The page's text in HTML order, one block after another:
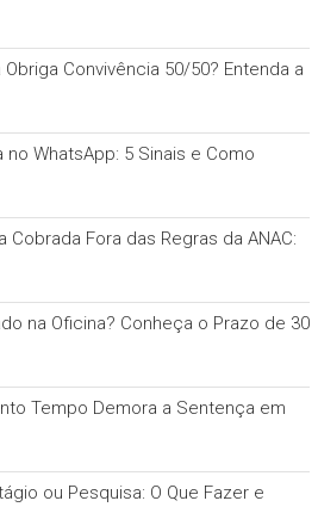
Convivência 50/50? Entenda a
no WhatsApp: 5 Sinais e Como
Cobrada Fora das Regras da ANAC:
na Oficina? Conheça o Prazo de 30
Tempo Demora a Sentença em
ou Pesquisa: O Que Fazer e